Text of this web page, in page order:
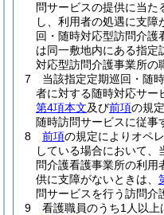
問サービスの提供に当た
し、利用者の処遇に支
回・随時対応型訪問介護
は同一敷地内にある指定
対応型訪問介護事業所の
7
当該指定定期巡回・随
者に対する随時対応サー
第4項本文及び前項の規
随時訪問サービスに従事
8
前項の規定によりオペ
している場合において
問介護看護事業所の利用
供に支障がないときは、
問サービスを行う訪問介
9
看護職員のうち1人以